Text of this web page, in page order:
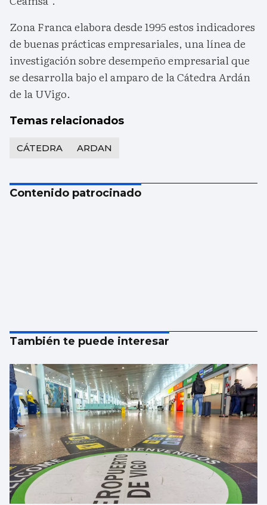
Zona Franca elabora desde 1995 estos indicadores
de buenas prácticas empresariales, una línea de
investigación sobre desempeño empresarial que
se desarrolla bajo el amparo de la Cátedra Ardán
de la UVigo.
Temas relacionados
CÁTEDRA ARDAN
Contenido patrocinado
También te puede interesar